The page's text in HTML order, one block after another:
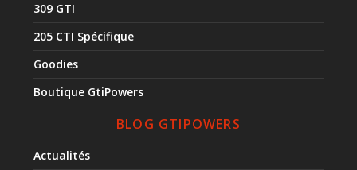
309 GTI
205 CTI Spécifique
Goodies
Boutique GtiPowers
BLOG GTIPOWERS
Actualités